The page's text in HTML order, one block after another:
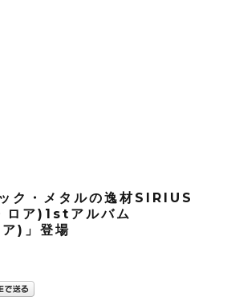
ク・メタルの逸材SIRIUS
ロア)1stアルバム
)」登場